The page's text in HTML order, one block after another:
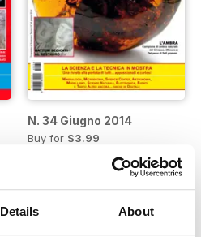
Details About
N. 34 Giugno 2014
Buy for $3.99
Add to Cart